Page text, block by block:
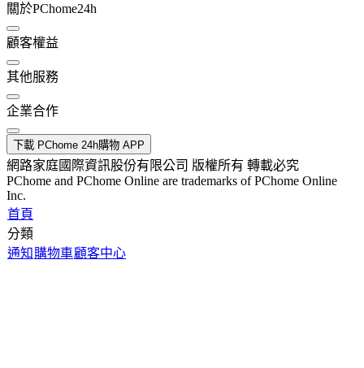
關於PChome24h
顧客權益
其他服務
企業合作
下載 PChome 24h購物 APP
網路家庭國際資訊股份有限公司 版權所有 轉載必究
PChome and PChome Online are trademarks of PChome Online
Inc.
首頁
分類
通知 購物車顧客中心